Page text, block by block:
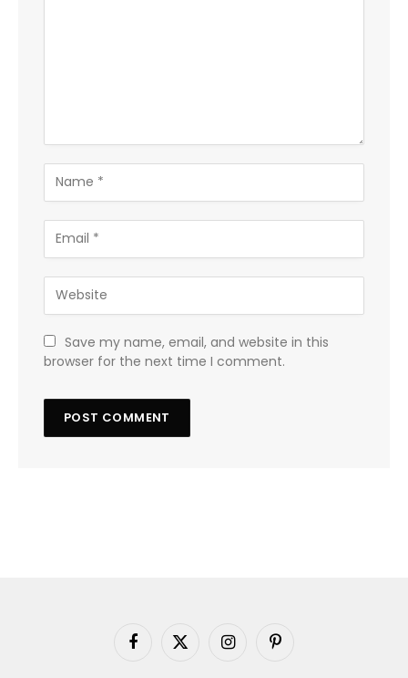
Save my name, email, and website in this
browser for the next time I comment.
Facebook
X
InstagramPinterest